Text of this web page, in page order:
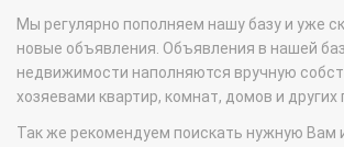
Мы регулярно пополняем нашу базу и уже
новые объявления. Объявления в нашей
недвижимости наполняются вручную
хозяевами квартир, комнат, домов и
Так же рекомендуем поискать нужную